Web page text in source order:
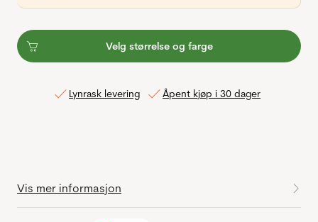
Velg størrelse og farge
Lynrask levering Åpent kjøp i 30 dager
Vis mer informasjon